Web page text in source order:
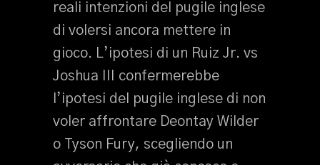
reali intenzioni del pugile inglese
di volersi ancora mettere in
gioco. L’ipotesi di un Ruiz Jr. vs
Joshua III confermerebbe
l’ipotesi del pugile inglese di non
voler affrontare Deontay Wilder
o Tyson Fury, scegliendo un